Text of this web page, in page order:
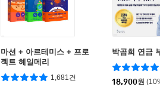
마션 + 아르테미스 + 프로
젝트 헤일메리
1,681건
박곰희 연금
18,900원